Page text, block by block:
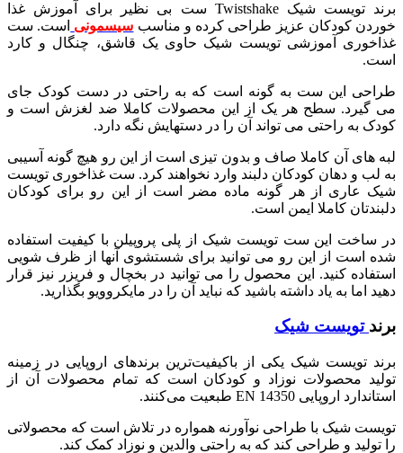
برند تویست شیک Twistshake ست بی نظیر برای آموزش غذا
خوردن کودکان عزیز طراحی کرده و مناسب سیسمونی است. ست
غذاخوری آموزشی تویست شیک حاوی یک قاشق، چنگال و کارد
است.
طراحی این ست به گونه است که به راحتی در دست کودک جای
می گیرد. سطح هر یک از این محصولات کاملا ضد لغزش است و
کودک به راحتی می تواند آن را در دستهایش نگه دارد.
لبه های آن کاملا صاف و بدون تیزی است از این رو هیچ گونه آسیبی
به لب و دهان کودکان دلبند وارد نخواهند کرد. ست غذاخوری تویست
شیک عاری از هر گونه ماده مضر است از این رو برای کودکان
دلبندتان کاملا ایمن است.
در ساخت این ست تویست شیک از پلی پروپیلن با کیفیت استفاده
شده است از این رو می توانید برای شستشوی آنها از ظرف شویی
استفاده کنید. این محصول را می توانید در بخچال و فریزر نیز قرار
دهید اما به یاد داشته باشید که نباید آن را در مایکروویو بگذارید.
برند تویست شیک
برند تویست شیک یکی از باکیفیت‌ترین برندهای اروپایی در زمینه
تولید محصولات نوزاد و کودکان است که تمام محصولات آن از
استاندارد اروپایی EN 14350 طبعیت می‌کنند.
تویست شیک با طراحی نوآورنه همواره در تلاش است که محصولاتی
را تولید و طراحی کند که به راحتی والدین و نوزاد کمک کند.